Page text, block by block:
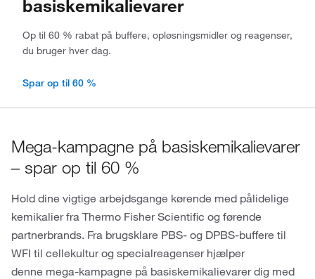
basiskemikalievarer
Op til 60 % rabat på buffere, opløsningsmidler og reagenser,
du bruger hver dag.
Spar op til 60 %
Mega-kampagne på basiskemikalievarer
– spar op til 60 %
Hold dine vigtige arbejdsgange kørende med pålidelige
kemikalier fra Thermo Fisher Scientific og førende
partnerbrands. Fra brugsklare PBS- og DPBS-buffere til
WFI til cellekultur og specialreagenser hjælper
denne mega-kampagne på basiskemikalievarer dig med